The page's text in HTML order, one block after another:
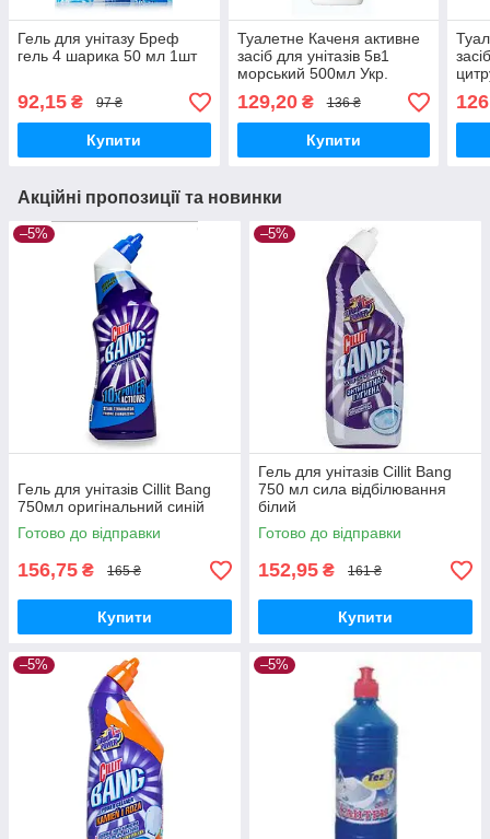
Гель для унітазу Бреф
гель 4 шарика 50 мл 1шт
92,15 ₴ 97 ₴
Купити
Туалетне Каченя активне
засіб для унітазів 5в1
морський 500мл Укр.
129,20₴ 136 ₴
Купити
Акційні пропозиції та новинки
–5%
Гель для унітазів Cillit Bang
750мл оригінальний синій
Готово до відправки
156,75 ₴ 165 ₴
Купити
–5%
Гель для унітазів Cillit Bang
750 мл сила відбілювання
білий
Готово до відправки
152,95 ₴ 161 ₴
Купити
–5% –5%